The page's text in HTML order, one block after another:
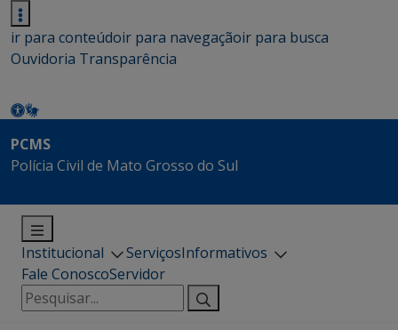
ir para conteúdoir para navegaçãoir para busca
Ouvidoria Transparência
PCMS
Polícia Civil de Mato Grosso do Sul
Institucional ServiçosInformativos
Fale ConoscoServidor
Pesquisar
por: